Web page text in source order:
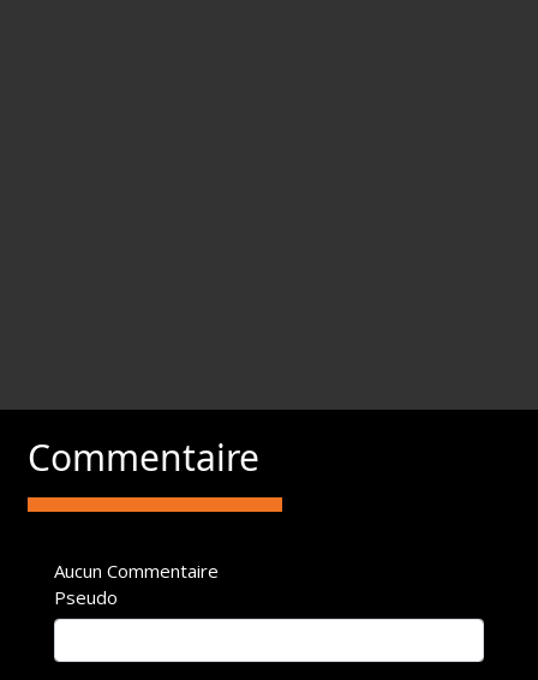
Commentaire
Aucun Commentaire
Pseudo